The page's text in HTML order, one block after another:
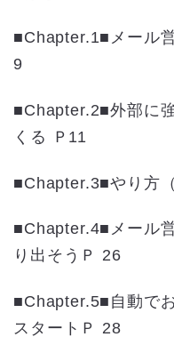
■Chapter.1■メール
9
■Chapter.2■外部に
くる Ｐ11
■Chapter.3■やり方
■Chapter.4■メール
り出そうＰ 26
■Chapter.5■自動で
スタートＰ 28